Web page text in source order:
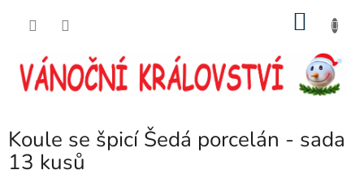
Koule se špicí Šedá porcelán - sada
13 kusů